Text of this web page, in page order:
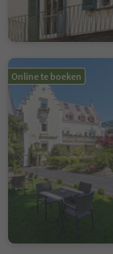
Online te boeken